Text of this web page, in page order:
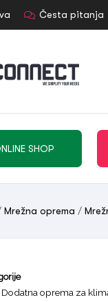
Česta pitanja
SHOP
Mrežna oprema /
Dodatna oprema za